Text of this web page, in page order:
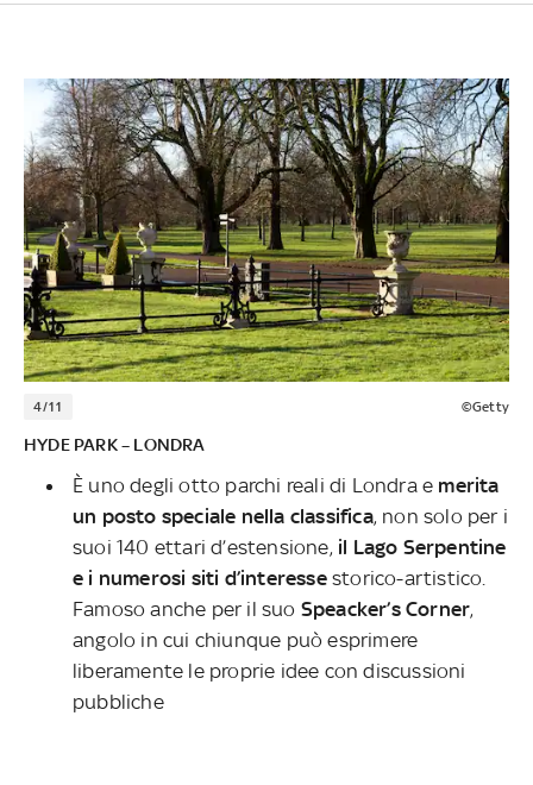
4/11 ©Getty
HYDE PARK – LONDRA
È uno degli otto parchi reali di Londra e merita
un posto speciale nella classifica, non solo per i
suoi 140 ettari d’estensione, il Lago Serpentine
e i numerosi siti d’interessestorico-artistico.
Famoso anche per il suo Speacker’s Corner,
angolo in cui chiunque può esprimere
liberamente le proprie idee con discussioni
pubbliche